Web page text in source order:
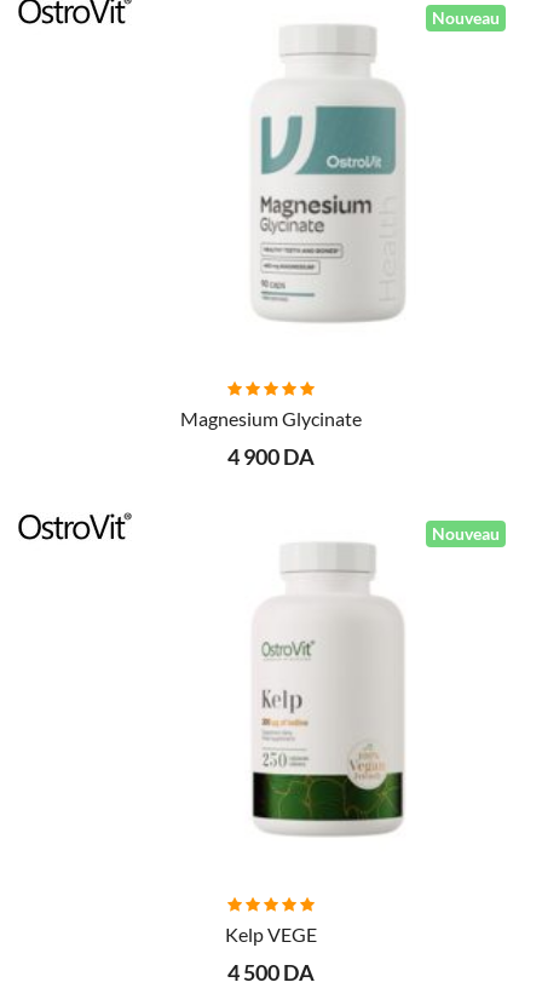
Nouveau
AJOUTER AU PANIER
Magnesium Glycinate
4 900 DA
Nouveau
AJOUTER AU PANIER
Kelp VEGE
4 500 DA